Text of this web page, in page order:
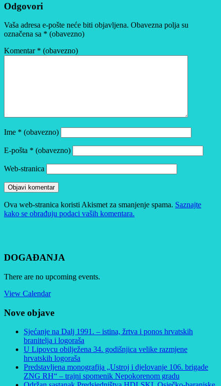
Odgovori
Vaša adresa e-pošte neće biti objavljena. Obavezna polja su
označena sa * (obavezno)
Komentar * (obavezno)
Ime * (obavezno)
E-pošta * (obavezno)
Web-stranica
Ova web-stranica koristi Akismet za smanjenje spama. Saznajte
kako se obrađuju podaci vaših komentara.
DOGAĐANJA
There are no upcoming events.
View Calendar
Nove objave
Sjećanje na Dalj 1991. – istina, žrtva i ponos hrvatskih
branitelja i logoraša
U Lipovcu obilježena 34. godišnjica velike razmjene
hrvatskih logoraša
Predstavljena monografija „Ustroj i djelovanje 106. brigade
ZNG RH“ – trajni spomenik Nepokorenom gradu